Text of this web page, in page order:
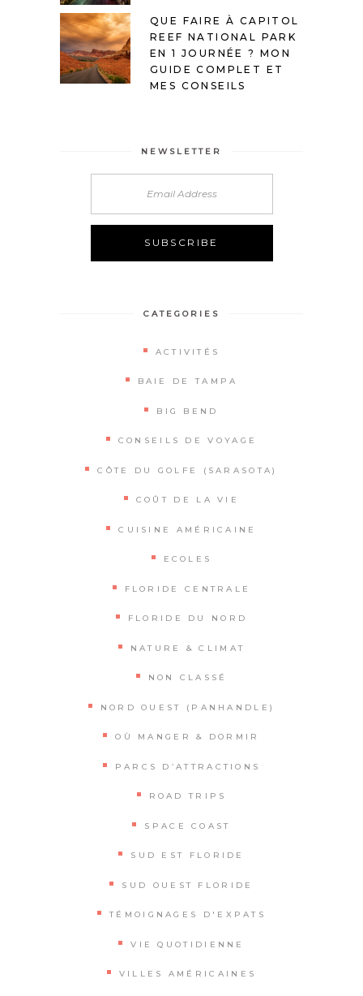
QUE FAIRE À CAPITOL
REEF NATIONAL PARK
EN 1 JOURNÉE ? MON
GUIDE COMPLET ET
MES CONSEILS
NEWSLETTER
CATEGORIES
ACTIVITÉS
BAIE DE TAMPA
BIG BEND
CONSEILS DE VOYAGE
CÔTE DU GOLFE (SARASOTA)
COÛT DE LA VIE
CUISINE AMÉRICAINE
ECOLES
FLORIDE CENTRALE
FLORIDE DU NORD
NATURE & CLIMAT
NON CLASSÉ
NORD OUEST (PANHANDLE)
OÙ MANGER & DORMIR
PARCS D’ATTRACTIONS
ROAD TRIPS
SPACE COAST
SUD EST FLORIDE
SUD OUEST FLORIDE
TÉMOIGNAGES D'EXPATS
VIE QUOTIDIENNE
VILLES AMÉRICAINES